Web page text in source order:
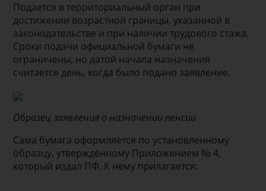
Подается в территориальный орган при
достижении возрастной границы, указанной в
законодательстве и при наличии трудового стажа.
Сроки подачи официальной бумаги не
ограничены, но датой начала назначения
считается день, когда было подано заявление.
Образец заявления о назначении пенсии
Сама бумага оформляется по установленному
образцу, утверждённому Приложением № 4,
который издал ПФ. К нему прилагается: